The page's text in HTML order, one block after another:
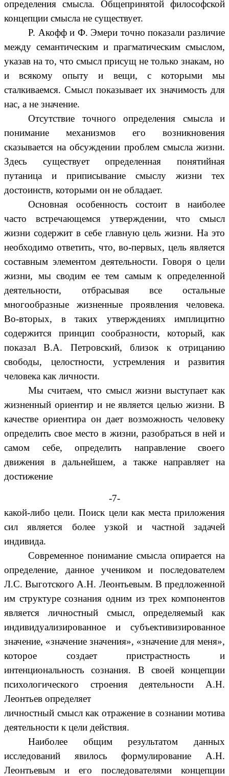
определения смысла. Общепринятой философской
концепции смысла не существует.
Р. Акофф и Ф. Эмери точно показали различие
между семантическим и прагматическим смыслом,
указав на то, что смысл присущ не только знакам, но
и всякому опыту и вещи, с которыми мы
сталкиваемся. Смысл показывает их значимость для
нас, а не значение.
Отсутствие точного определения смысла и
понимание механизмов его возникновения
сказывается на обсуждении проблем смысла жизни.
Здесь существует определенная понятийная
путаница и приписывание смыслу жизни тех
достоинств, которыми он не обладает.
Основная особенность состоит в наиболее
часто встречающемся утверждении, что смысл
жизни содержит в себе главную цель жизни. На это
необходимо ответить, что, во-первых, цель является
составным элементом деятельности. Говоря о цели
жизни, мы сводим ее тем самым к определенной
деятельности, отбрасывая все остальные
многообразные жизненные проявления человека.
Во-вторых, в таких утверждениях имплицитно
содержится принцип сообразности, который, как
показал В.А. Петровский, близок к отрицанию
свободы, целостности, устремления и развития
человека как личности.
Мы считаем, что смысл жизни выступает как
жизненный ориентир и не является целью жизни. В
качестве ориентира он дает возможность человеку
определить свое место в жизни, разобраться в ней и
самом себе, определить направление своего
движения в дальнейшем, а также направляет на
достижение
-7-
какой-либо цели. Поиск цели как места приложения
сил является более узкой и частной задачей
индивида.
Современное понимание смысла опирается на
определение, данное учеником и последователем
Л.С. Выготского А.Н. Леонтьевым. В предложенной
им структуре сознания одним из трех компонентов
является личностный смысл, определяемый как
индивидуализированное и субъективизированное
значение, «значение значения», «значение для меня»,
которое создает пристрастность и
интенциональность сознания. В своей концепции
психологического строения деятельности А.Н.
Леонтьев определяет
личностный смысл как отражение в сознании мотива
деятельности к цели действия.
Наиболее общим результатом данных
исследований явилось формулирование А.Н.
Леонтьевым и его последователями концепции